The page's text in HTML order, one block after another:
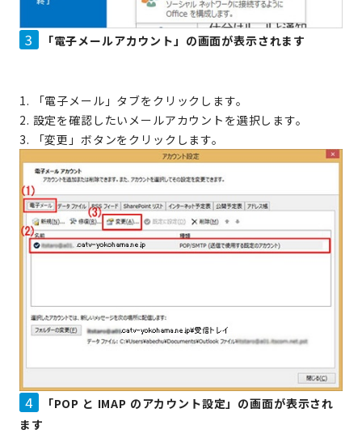
3 「電子メールアカウント」の画面が表示されます
1. 「電子メール」タブをクリックします。
2. 設定を確認したいメールアカウントを選択します。
3. 「変更」ボタンをクリックします。
4
「POP と IMAP のアカウント設定」の画面が表示され
ます